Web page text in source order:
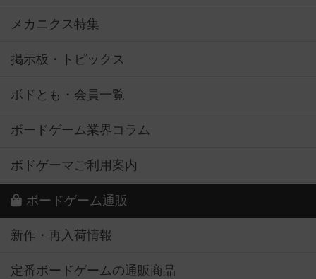
メカニクス特集
掲示板・トピックス
ボドとも・会員一覧
ボードゲーム業界コラム
ボドゲーマご利用案内
ボードゲーム通販
新作・再入荷情報
定番ボードゲームの通販商品